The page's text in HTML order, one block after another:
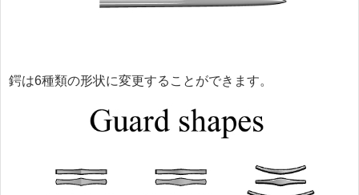
鍔は6種類の形状に変更することができます。